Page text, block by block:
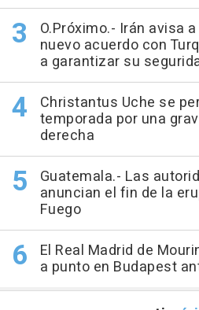
O.Próximo.- Irán avisa
nuevo acuerdo con
a garantizar su
Christantus Uche se
temporada por una
derecha
Guatemala.- Las
anuncian el fin de la
Fuego
El Real Madrid de
a punto en Budapest